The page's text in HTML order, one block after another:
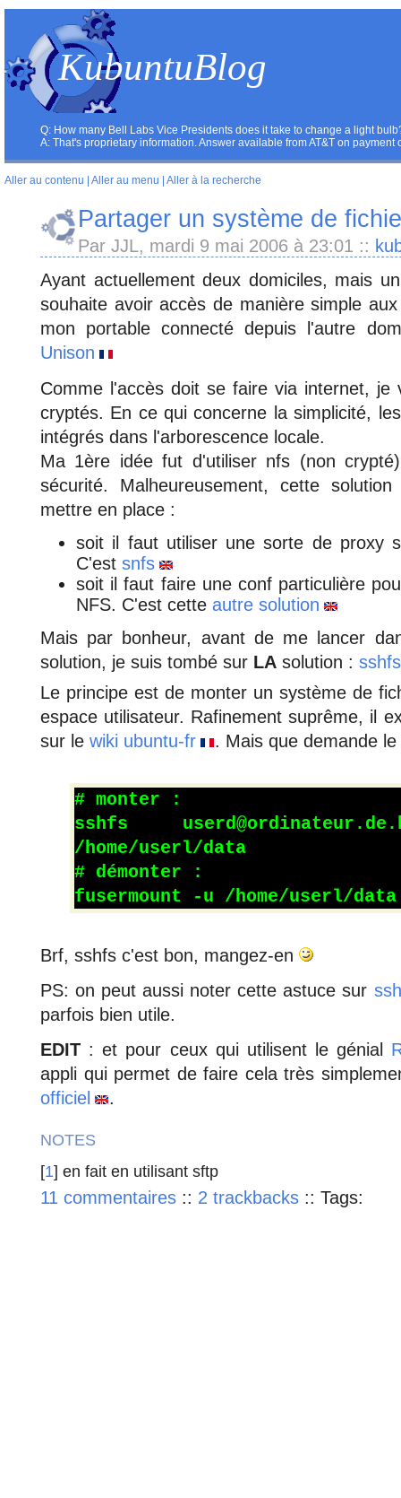
KubuntuBlog
Q: How many Bell Labs Vice Presidents does it take to change a light
A: That's proprietary information. Answer available from AT&T on payment
Aller au contenu Aller au menu Aller à la recherche
Partager un système de
Par JJL, mardi 9 mai 2006 à 23:01 ::
Ayant actuellement deux domiciles, mais
souhaite avoir accès de manière simple
mon portable connecté depuis l'autre
Unison
Comme l'accès doit se faire via internet, je
cryptés. En ce qui concerne la simplicité,
intégrés dans l'arborescence locale.
Ma 1ère idée fut d'utiliser nfs (non
sécurité. Malheureusement, cette
mettre en place :
soit il faut utiliser une sorte de proxy
C'est snfs
soit il faut faire une conf particulière
NFS. C'est cette autre solution
Mais par bonheur, avant de me lancer
solution, je suis tombé sur LAsolution : sshfs
Le principe est de monter un système de
espace utilisateur. Rafinement suprême, il
sur le wiki ubuntu-fr . Mais que demande
# monter :
sshfs
/home/userl/data
# démonter :
fusermount -u /home/userl/data
Brf, sshfs c'est bon, mangez-en
PS: on peut aussi noter cette astuce sur
parfois bien utile.
EDIT: et pour ceux qui utilisent le génial
appli qui permet de faire cela très
officiel
.
NOTES
[1] en fait en utilisant sftp
11 commentaires :: 2 trackbacks :: Tags: